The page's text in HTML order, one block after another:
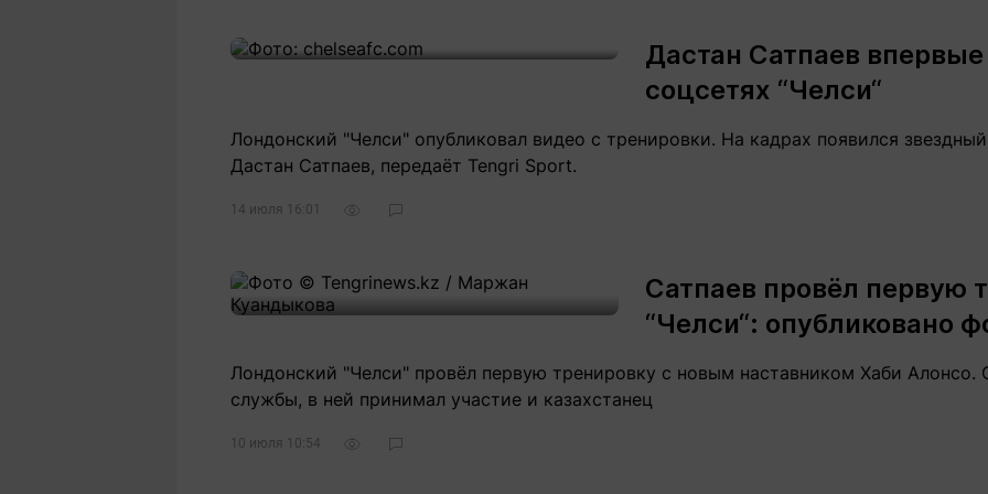
Погода
Полезно
Рецепты
Тренды
Блоги
+7 (777) 001 44 99 +7 (700) 3 888 188
Дастан Сатпаев
соцсетях “Челси“
Лондонский "Челси" опубликовал видео с тренировки. На кадрах появился
Дастан Сатпаев, передаёт Tengri Sport.
14 июля 16:01
Сатпаев провёл первую
“Челси“: опубликовано
Лондонский "Челси" провёл первую тренировку с новым наставником Хаби Алонсо.
службы, в ней принимал участие и казахстанец
10 июля 10:54